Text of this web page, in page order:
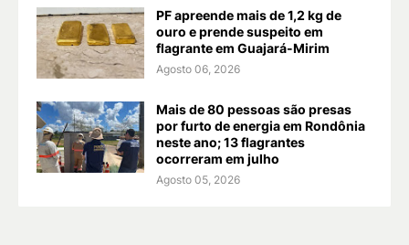
PF apreende mais de 1,2 kg de
ouro e prende suspeito em
flagrante em Guajará-Mirim
Agosto 06, 2026
Mais de 80 pessoas são presas
por furto de energia em Rondônia
neste ano; 13 flagrantes
ocorreram em julho
Agosto 05, 2026